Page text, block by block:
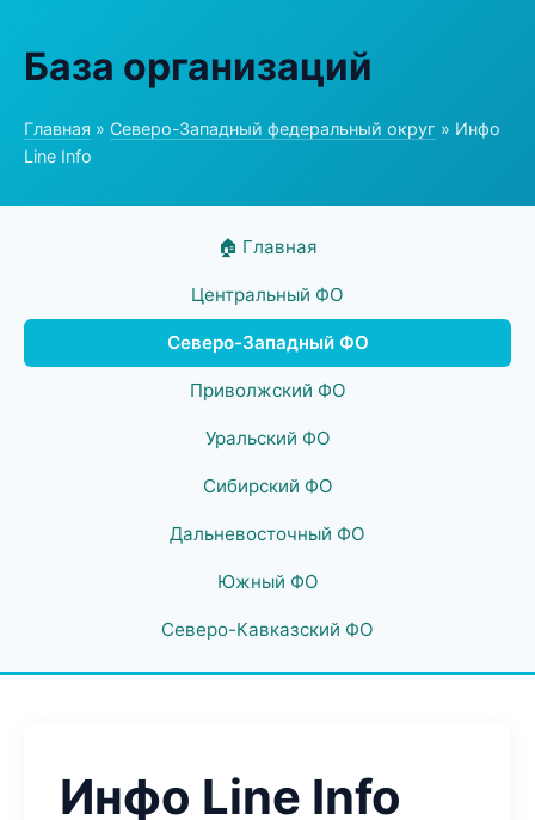
База организаций
Главная » Северо-Западный федеральный округ » Инфо
Line Info
🏠 Главная
Центральный ФО
Северо-Западный ФО
Приволжский ФО
Уральский ФО
Сибирский ФО
Дальневосточный ФО
Южный ФО
Северо-Кавказский ФО
Инфо Line Info